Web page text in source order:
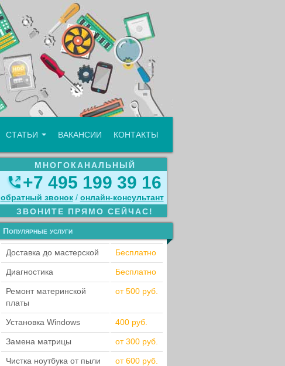
СТАТЬИ ВАКАНСИИ КОНТАКТЫ
МНОГОКАНАЛЬНЫЙ
+7 495 199 39 16
обратный звонок / онлайн‑консультант
ЗВОНИТЕ ПРЯМО СЕЙЧАС!
Популярные услуги
Доставка до мастерской Бесплатно
Диагностика Бесплатно
Ремонт материнской
платы
от 500 руб.
Установка Windows 400 руб.
Замена матрицы от 300 руб.
Чистка ноутбука от пыли
от 600 руб.